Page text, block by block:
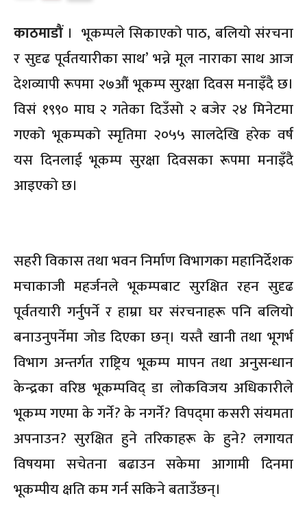
काठमाडौं। भूकम्पले सिकाएको पाठ, बलियो संरचना
र सुदृढ पूर्वतयारीका साथ’ भन्ने मूल नाराका साथ आज
देशव्यापी रूपमा २७औं भूकम्प सुरक्षा दिवस मनाइँदै छ।
विसं १९९० माघ २ गतेका दिउँसो २ बजेर २४ मिनेटमा
गएको भूकम्पको स्मृतिमा २०५५ सालदेखि हरेक वर्ष
यस दिनलाई भूकम्प सुरक्षा दिवसका रूपमा मनाइँदै
आइएको छ।
सहरी विकास तथा भवन निर्माण विभागका महानिर्देशक
मचाकाजी महर्जनले भूकम्पबाट सुरक्षित रहन सुदृढ
पूर्वतयारी गर्नुपर्ने र हाम्रा घर संरचनाहरू पनि बलियो
बनाउनुपर्नेमा जोड दिएका छन्। यस्तै खानी तथा भूगर्भ
विभाग अन्तर्गत राष्ट्रिय भूकम्प मापन तथा अनुसन्धान
केन्द्रका वरिष्ठ भूकम्पविद् डा लोकविजय अधिकारीले
भूकम्प गएमा के गर्ने? के नगर्ने? विपद्‌मा कसरी संयमता
अपनाउन? सुरक्षित हुने तरिकाहरू के हुने? लगायत
विषयमा सचेतना बढाउन सकेमा आगामी दिनमा
भूकम्पीय क्षति कम गर्न सकिने बताउँछन्।